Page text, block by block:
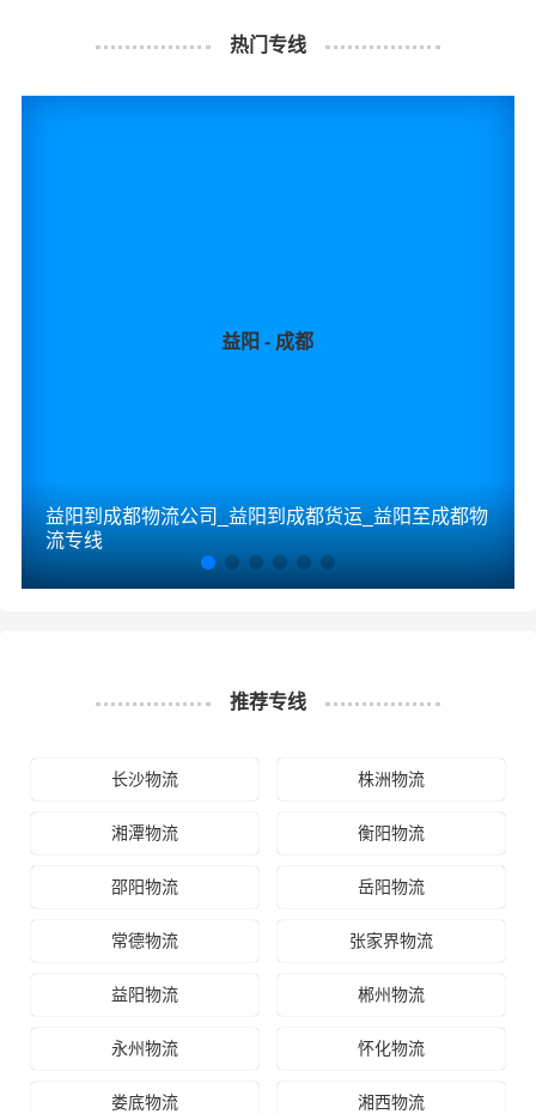
热门专线
益阳 - 成都
益阳到成都物流公司_益阳到成都货运_益阳至成都物
流专线
推荐专线
长沙物流 株洲物流
湘潭物流 衡阳物流
邵阳物流 岳阳物流
常德物流 张家界物流
益阳物流 郴州物流
永州物流 怀化物流
娄底物流 湘西物流